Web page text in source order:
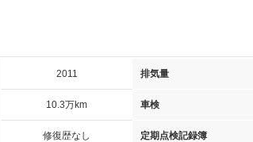
2011 排気量
10.3万km 車検
修復歴なし 定期点検記録簿